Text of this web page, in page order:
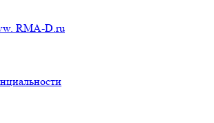
RMA-D.ru